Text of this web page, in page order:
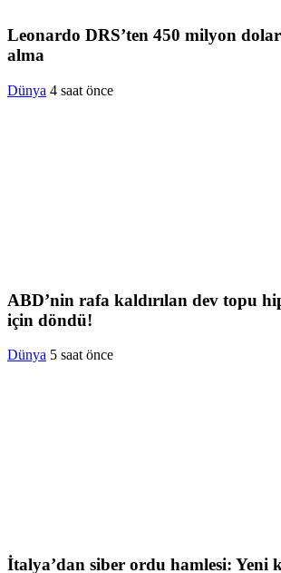
Leonardo DRS’ten 450 milyon
alma
Dünya 4 saat önce
ABD’nin rafa kaldırılan dev topu
için döndü!
Dünya 5 saat önce
İtalya’dan siber ordu hamlesi: Yeni